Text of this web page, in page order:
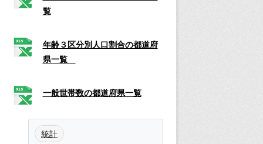
覧
年齢３区分別人口割合の都道府
県一覧
一般世帯数の都道府県一覧
統計